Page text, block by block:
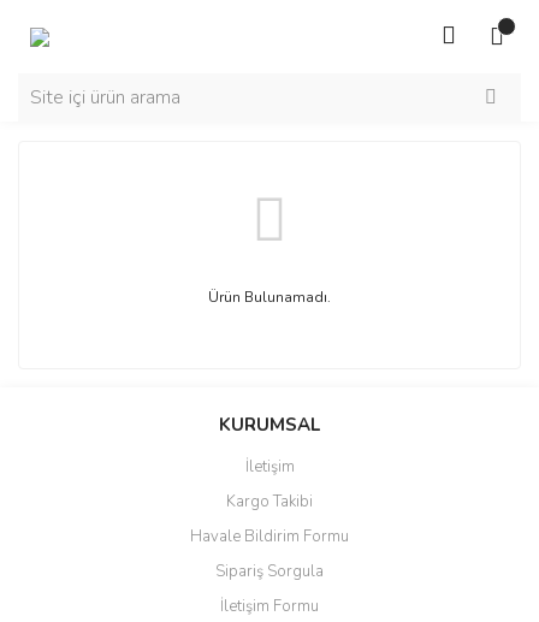
Ürün Bulunamadı.
KURUMSAL
İletişim
Kargo Takibi
Havale Bildirim Formu
Sipariş Sorgula
İletişim Formu